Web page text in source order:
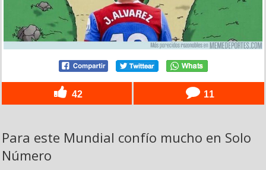
42 11
Para este Mundial confío mucho en Solo
Número